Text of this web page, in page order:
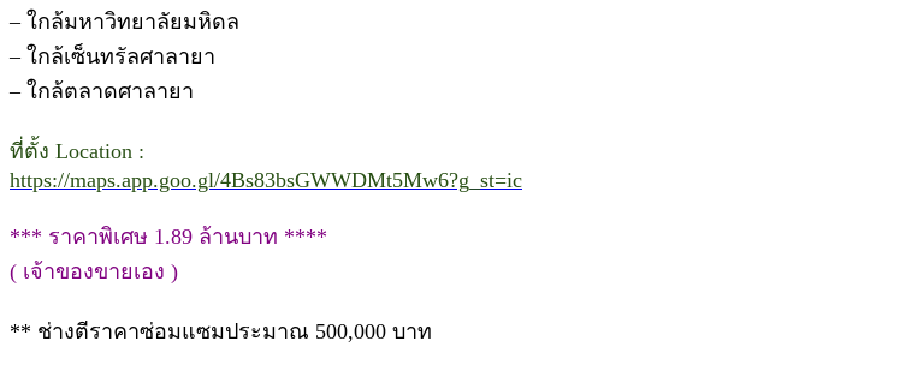
– ใกล้มหาวิทยาลัยมหิดล
– ใกล้เซ็นทรัลศาลายา
– ใกล้ตลาดศาลายา
ที่ตั้ง Location :
https://maps.app.goo.gl/4Bs83bsGWWDMt5Mw6?g_st=ic
*** ราคาพิเศษ 1.89 ล้านบาท ****
( เจ้าของขายเอง )
** ช่างตีราคาซ่อมแซมประมาณ 500,000 บาท